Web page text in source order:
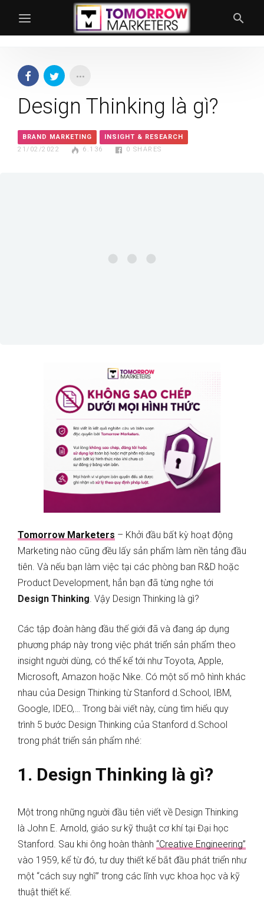
Design Thinking là gì?
BRAND MARKETING
INSIGHT & RESEARCH
21/02/2022
6.136 0 SHARES
Tomorrow Marketers – Khởi đầu bất kỳ hoạt động
Marketing nào cũng đều lấy sản phẩm làm nền tảng đầu
tiên. Và nếu bạn làm việc tại các phòng ban R&D hoặc
Product Development, hẳn bạn đã từng nghe tới
Design Thinking. Vậy Design Thinking là gì?
Các tập đoàn hàng đầu thế giới đã và đang áp dụng
phương pháp này trong việc phát triển sản phẩm theo
insight người dùng, có thể kể tới như Toyota, Apple,
Microsoft, Amazon hoặc Nike. Có một số mô hình khác
nhau của Design Thinking từ Stanford d.School, IBM,
Google, IDEO,… Trong bài viết này, cùng tìm hiểu quy
trình 5 bước Design Thinking của Stanford d.School
trong phát triển sản phẩm nhé:
1. Design Thinking là gì?
Một trong những người đầu tiên viết về Design Thinking
là John E. Arnold, giáo sư kỹ thuật cơ khí tại Đại học
Stanford. Sau khi ông hoàn thành “Creative Engineering”
vào 1959, kể từ đó, tư duy thiết kế bắt đầu phát triển như
một “cách suy nghĩ” trong các lĩnh vực khoa học và kỹ
thuật thiết kế.